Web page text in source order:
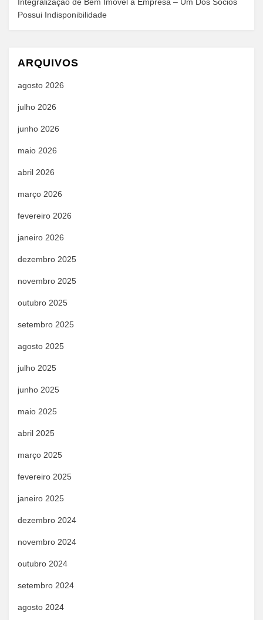
Possui Indisponibilidade
ARQUIVOS
agosto 2026
julho 2026
junho 2026
maio 2026
abril 2026
março 2026
fevereiro 2026
janeiro 2026
dezembro 2025
novembro 2025
outubro 2025
setembro 2025
agosto 2025
julho 2025
junho 2025
maio 2025
abril 2025
março 2025
fevereiro 2025
janeiro 2025
dezembro 2024
novembro 2024
outubro 2024
setembro 2024
agosto 2024